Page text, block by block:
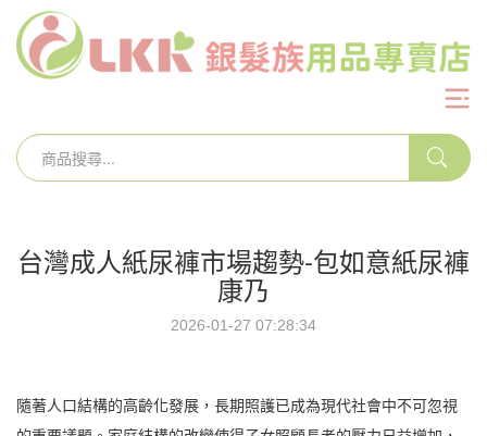
台灣成人紙尿褲市場趨勢-包如意紙尿褲
康乃
2026-01-27 07:28:34
隨著人口結構的高齡化發展，長期照護已成為現代社會中不可忽視